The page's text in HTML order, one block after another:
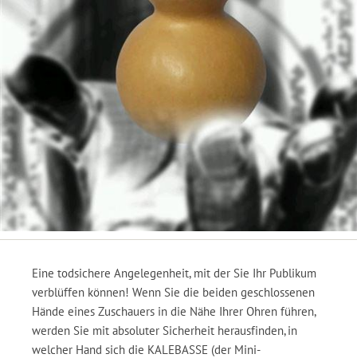
Eine todsichere Angelegenheit, mit der Sie Ihr Publikum
verblüffen können! Wenn Sie die beiden geschlossenen
Hände eines Zuschauers in die Nähe Ihrer Ohren führen,
werden Sie mit absoluter Sicherheit herausfinden, in
welcher Hand sich die KALEBASSE (der Mini-